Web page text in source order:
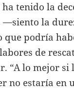
tenido la
la
podría
de
“A lo mejor si
no estaría en